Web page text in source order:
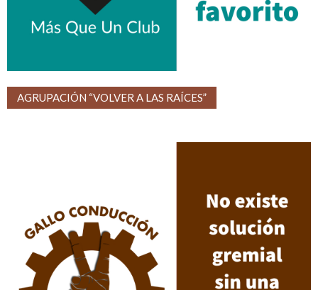
AGRUPACIÓN “VOLVER A LAS RAÍCES”